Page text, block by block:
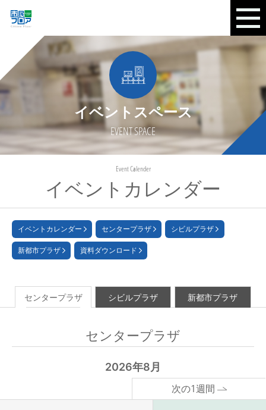
イベントスペース
EVENT SPACE
イベントカレンダー
Event Calender
イベントカレンダー センタープラザ シビルプラザ
新都市プラザ 資料ダウンロード
センタープラザ シビルプラザ 新都市プラザ
センタープラザ
2026年8月
次の1週間